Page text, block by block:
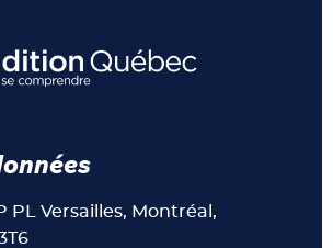
PL Versailles, Montréal,